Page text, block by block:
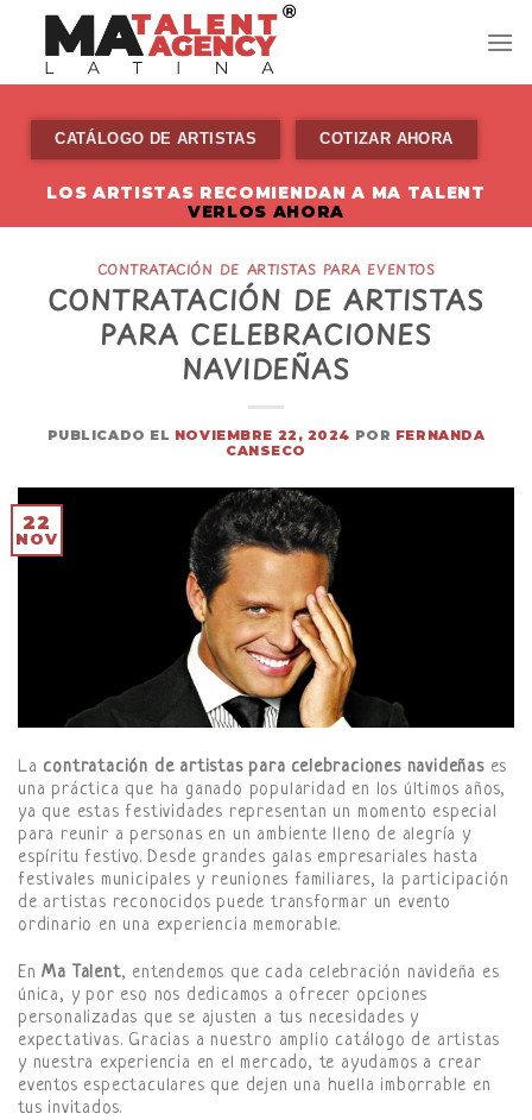
content
CATÁLOGO DE ARTISTAS COTIZAR AHORA
LOS ARTISTAS RECOMIENDAN A MA TALENT
VERLOS AHORA
CONTRATACIÓN DE ARTISTAS PARA EVENTOS
CONTRATACIÓN DE ARTISTAS
PARA CELEBRACIONES
NAVIDEÑAS
PUBLICADO EL NOVIEMBRE 22, 2024 POR FERNANDA
CANSECO
22
NOV
La contratación de artistas para celebraciones navideñases
una práctica que ha ganado popularidad en los últimos años,
ya que estas festividades representan un momento especial
para reunir a personas en un ambiente lleno de alegría y
espíritu festivo. Desde grandes galas empresariales hasta
festivales municipales y reuniones familiares, la participación
de artistas reconocidos puede transformar un evento
ordinario en una experiencia memorable.
EnMa Talent, entendemos que cada celebración navideña es
única, y por eso nos dedicamos a ofrecer opciones
personalizadas que se ajusten a tus necesidades y
expectativas. Gracias a nuestro amplio catálogo de artistas
y nuestra experiencia en el mercado, te ayudamos a crear
eventos espectaculares que dejen una huella imborrable en
tus invitados.